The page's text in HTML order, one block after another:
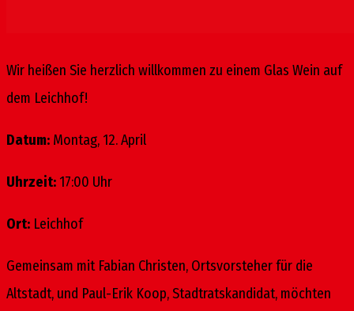
Wir heißen Sie herzlich willkommen zu einem Glas Wein auf
dem Leichhof!
Datum: Montag, 12. April
Uhrzeit: 17:00 Uhr
Ort: Leichhof
Gemeinsam mit Fabian Christen, Ortsvorsteher für die
Altstadt, und Paul-Erik Koop, Stadtratskandidat, möchten